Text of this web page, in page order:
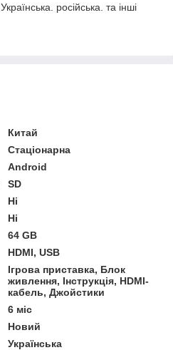
Українська. російська. та інші
Китай
Стаціонарна
Android
SD
Ні
Ні
64 GB
HDMI, USB
Ігрова приставка, Блок
живлення, Інструкція, HDMI-
кабель, Джойстики
6 міс
Новий
Українська